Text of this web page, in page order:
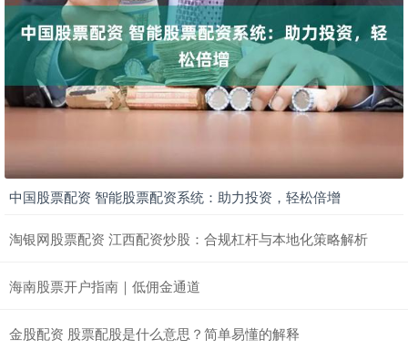
中国股票配资 智能股票配资系统：助力投资，轻松倍增
淘银网股票配资 江西配资炒股：合规杠杆与本地化策略解析
海南股票开户指南｜低佣金通道
金股配资 股票配股是什么意思？简单易懂的解释